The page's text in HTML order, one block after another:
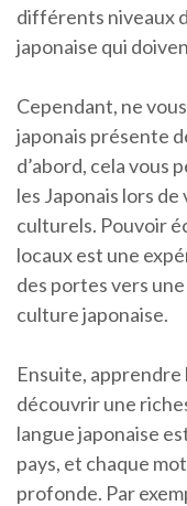
différents niveaux
japonaise qui
Cependant, ne
japonais présente
d’abord, cela vous
les Japonais lors
culturels. Pouvoir
locaux est une
des portes vers
culture japonaise.
Ensuite,
découvrir une
langue japonaise
pays, et chaque
profonde. Par